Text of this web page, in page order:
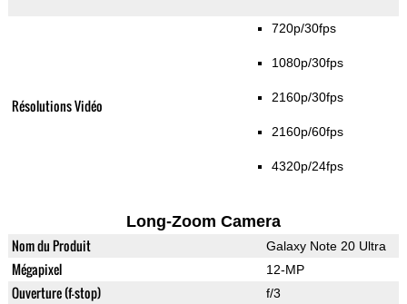
Résolutions Vidéo
720p/30fps
1080p/30fps
2160p/30fps
2160p/60fps
4320p/24fps
Long-Zoom Camera
Nom du Produit Galaxy Note 20 Ultra
Mégapixel 12-MP
Ouverture (f-stop) f/3